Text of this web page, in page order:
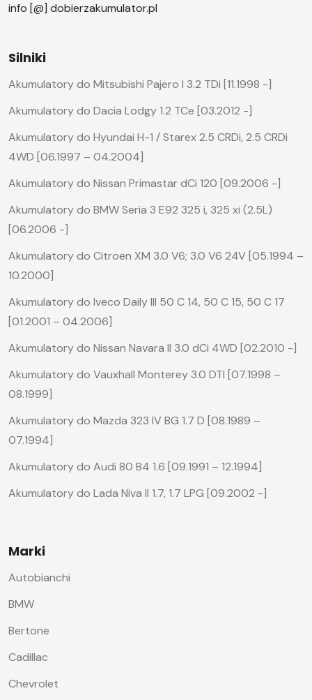
info [@] dobierzakumulator.pl
Silniki
Akumulatory do Mitsubishi Pajero I 3.2 TDi [11.1998 -]
Akumulatory do Dacia Lodgy 1.2 TCe [03.2012 -]
Akumulatory do Hyundai H-1 / Starex 2.5 CRDi, 2.5 CRDi
4WD [06.1997 – 04.2004]
Akumulatory do Nissan Primastar dCi 120 [09.2006 -]
Akumulatory do BMW Seria 3 E92 325 i, 325 xi (2.5L)
[06.2006 -]
Akumulatory do Citroen XM 3.0 V6; 3.0 V6 24V [05.1994 –
10.2000]
Akumulatory do Iveco Daily III 50 C 14, 50 C 15, 50 C 17
[01.2001 – 04.2006]
Akumulatory do Nissan Navara II 3.0 dCi 4WD [02.2010 -]
Akumulatory do Vauxhall Monterey 3.0 DTI [07.1998 –
08.1999]
Akumulatory do Mazda 323 IV BG 1.7 D [08.1989 –
07.1994]
Akumulatory do Audi 80 B4 1.6 [09.1991 – 12.1994]
Akumulatory do Lada Niva II 1.7, 1.7 LPG [09.2002 -]
Marki
Autobianchi
BMW
Bertone
Cadillac
Chevrolet